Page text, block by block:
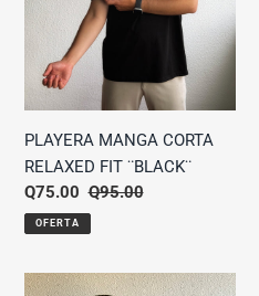
PLAYERA MANGA CORTA
RELAXED FIT ¨BLACK¨
Precio
de
venta
Q75.00 Precio
habitual
Q95.00
OFERTA
PLAYERA